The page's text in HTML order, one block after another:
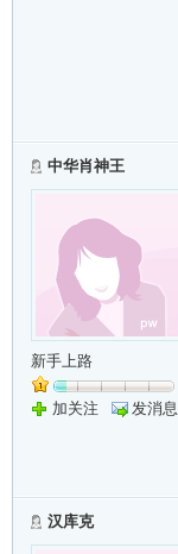
中华肖神王
新手上路
加关注 发消息
汉库克